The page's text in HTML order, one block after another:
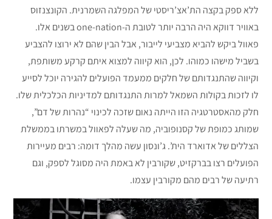
ללא ספק בקצה הת’אצ’ריסטי של המפלגה השמרנית. הקונצנזוס
באוויר דווקא היה הרבה יותר לטובת ה-one-nation בשנים אלו.
פאוול ביקש להביא מצביעי לייבור, אבל הבין שהם לא ירוצו להצביע
בשביל מישהו כמוהו. לכן, הוא קיווה למצוא איתם קרקע משותפת,
וקיווה שהתנגדותם של חלקים ממעמד הפועלים להגירה יוכל לסייע
לו לזכות בקולות השמאל למרות התנגדותם למדיניות הכלכלית שלו.
חלק מהאסטרטגיה הזו הייתה נאום שזכה לכינוי “נהרות של דם”,
שמותג כמופת של קסנופוביה, מה שעלה לפאוול במשרתו בממשלת
הצללים של אדוארד הית’. ג’ונסון עשה מהלך דומה: רבים מעיירות
הפועלים רצו בברקזיט, שקורבין לא באמת היה מסוגל לספק, וגם
רתיעה של רבים מהם מקורבין עצמו.